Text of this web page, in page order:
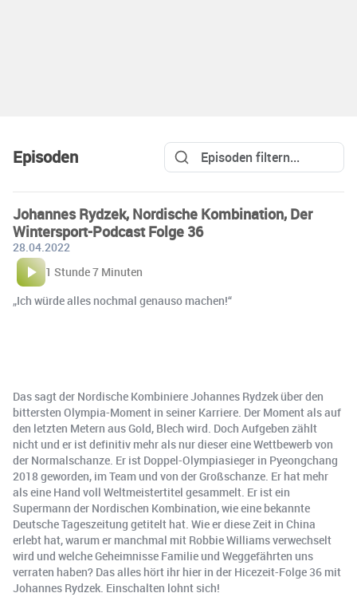
Episoden
Johannes Rydzek, Nordische Kombination, Der
Wintersport-Podcast Folge 36
28.04.2022
1 Stunde 7 Minuten
„Ich würde alles nochmal genauso machen!“
Das sagt der Nordische Kombiniere Johannes Rydzek über den
bittersten Olympia-Moment in seiner Karriere. Der Moment als auf
den letzten Metern aus Gold, Blech wird. Doch Aufgeben zählt
nicht und er ist definitiv mehr als nur dieser eine Wettbewerb von
der Normalschanze. Er ist Doppel-Olympiasieger in Pyeongchang
2018 geworden, im Team und von der Großschanze. Er hat mehr
als eine Hand voll Weltmeistertitel gesammelt. Er ist ein
Supermann der Nordischen Kombination, wie eine bekannte
Deutsche Tageszeitung getitelt hat. Wie er diese Zeit in China
erlebt hat, warum er manchmal mit Robbie Williams verwechselt
wird und welche Geheimnisse Familie und Weggefährten uns
verraten haben? Das alles hört ihr hier in der Hicezeit-Folge 36 mit
Johannes Rydzek. Einschalten lohnt sich!